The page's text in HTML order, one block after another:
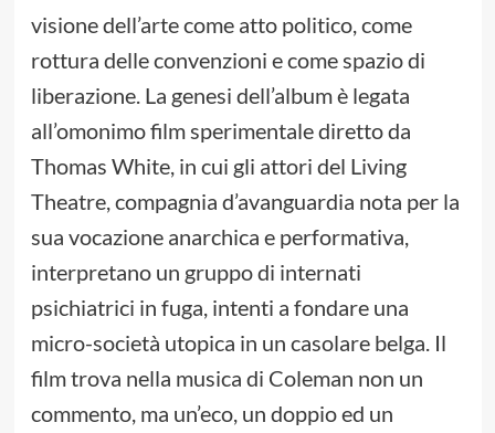
visione dell’arte come atto politico, come
rottura delle convenzioni e come spazio di
liberazione. La genesi dell’album è legata
all’omonimo film sperimentale diretto da
Thomas White, in cui gli attori del Living
Theatre, compagnia d’avanguardia nota per la
sua vocazione anarchica e performativa,
interpretano un gruppo di internati
psichiatrici in fuga, intenti a fondare una
micro-società utopica in un casolare belga. Il
film trova nella musica di Coleman non un
commento, ma un’eco, un doppio ed un